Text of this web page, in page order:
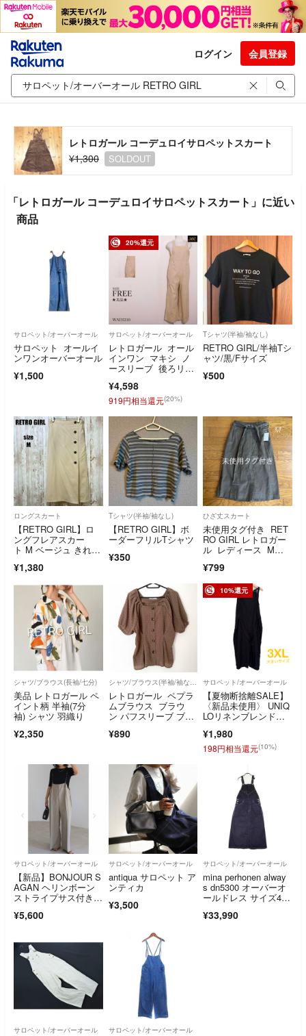
ログイン 会員登録
レトロガール コーデュロイサロペットスカート
¥1,300
SOLDOUT
「レトロガール コーデュロイサロペットスカート」に近い
商品
サロペット/オーバーオール
サロペット オールイ
ンワンオーバーオール
¥1,500
20%還元
サロペット/オーバーオール
レトロガール オール
インワン マキシ ノ
ースリーブ 後ろリボ
¥4,598
919円相当還元(20%)
Tシャツ(半袖/袖なし)
RETRO GIRL/半袖Tシ
ャツ/黒/Fサイズ
¥500
ロングスカート
【RETRO GIRL】ロ
ングフレアスカー
ト M ベージュ きれい
¥1,380
Tシャツ(半袖/袖なし)
【RETRO GIRL】ボ
ーダーフリルTシャツ
¥350
ひざ丈スカート
未使用タグ付き RET
RO GIRL レトロガー
ル レディース Mサ
¥799
シャツ/ブラウス(長袖/七分)
美品 レトロガール ペ
イント柄 半袖(7分
袖) シャツ 羽織り
¥2,350
シャツ/ブラウス(半袖/袖なし)
レトロガール ペプラ
ムブラウス ブラウ
ン パフスリーブ ブラ
¥890
10%還元
サロペット/オーバーオール
【夏物断捨離SALE】
〈新品未使用〉 UNIQ
LOリネンブレンドジ
ク 3XL 大きいサイ
ズ ぽっちゃりコーデ
¥1,980
198円相当還元(10%)
サロペット/オーバーオール
【新品】BONJOUR S
AGAN ヘリンボーン
ストライプサス付きパ
¥5,600
サロペット/オーバーオール
antiqua サロペット ア
ンティカ
¥3,500
サロペット/オーバーオール
mina perhonen alway
s dn5300 オーバーオ
ールドレス サイズ4
ム コットンリネン ジ
¥33,990
サロペット/オーバーオール サロペット/オーバーオール